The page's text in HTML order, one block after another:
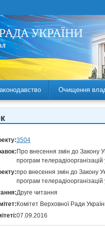
Очищення
3504
Про внесення змін до Закону
програм телерадіоорганізацій
про внесення змін до Закону
програм телерадіоорганізацій
Друге читання
Комітет Верховної Ради
07.09.2016